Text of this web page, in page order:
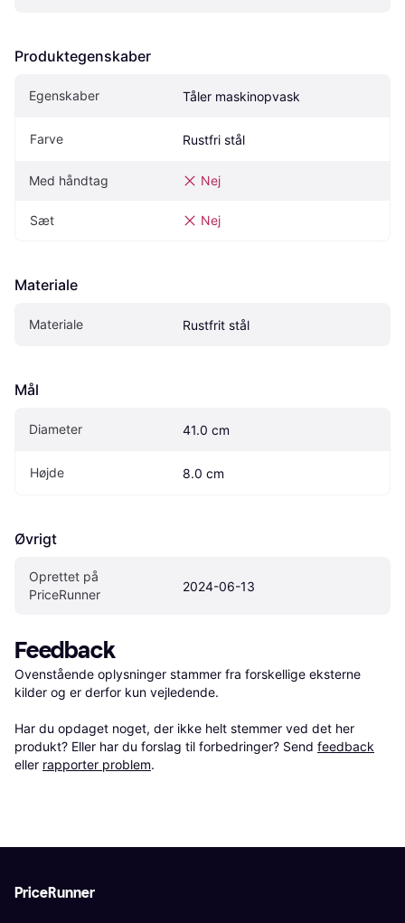
Produktegenskaber
Egenskaber Tåler maskinopvask
Farve Rustfri stål
Med håndtag Nej
Sæt Nej
Materiale
Materiale Rustfrit stål
Mål
Diameter 41.0 cm
Højde 8.0 cm
Øvrigt
Oprettet på
PriceRunner
2024-06-13
Feedback
Ovenstående oplysninger stammer fra forskellige eksterne
kilder og er derfor kun vejledende.
Har du opdaget noget, der ikke helt stemmer ved det her
produkt? Eller har du forslag til forbedringer? Send feedback
eller rapporter problem.
PriceRunner